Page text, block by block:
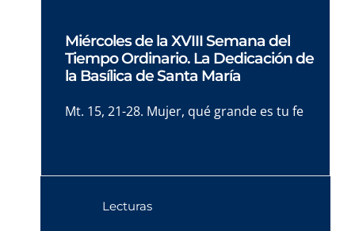
Miércoles de la XVIII Semana del
Tiempo Ordinario. La Dedicación de
la Basílica de Santa María
Mt. 15, 21-28. Mujer, qué grande es tu fe
Lecturas